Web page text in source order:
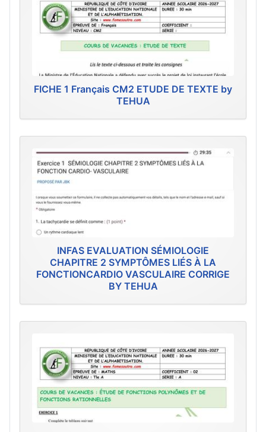
FICHE 1 Français CM2 ETUDE DE TEXTE by
TEHUA
INFAS EVALUATION SÉMIOLOGIE
CHAPITRE 2 SYMPTÔMES LIÉS À LA
FONCTIONCARDIO VASCULAIRE CORRIGE
BY TEHUA